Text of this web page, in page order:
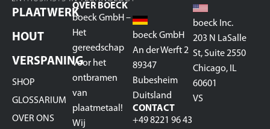
PLAATWERK
HOUT
VERSPANING
SHOP
GLOSSARIUM
OVER ONS
OVER BOECK
boeck GmbH –
Het
gereedschap
voor het
ontbramen
van
plaatmetaal!
Wij
boeck GmbH
An der Werft 2
89347
Bubesheim
Duitsland
CONTACT
+49 8221 96 43
boeck Inc.
203 N LaSalle
St, Suite 2550
Chicago, IL
60601
VS